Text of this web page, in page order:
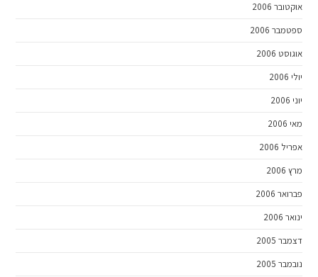
אוקטובר 2006
ספטמבר 2006
אוגוסט 2006
יולי 2006
יוני 2006
מאי 2006
אפריל 2006
מרץ 2006
פברואר 2006
ינואר 2006
דצמבר 2005
נובמבר 2005